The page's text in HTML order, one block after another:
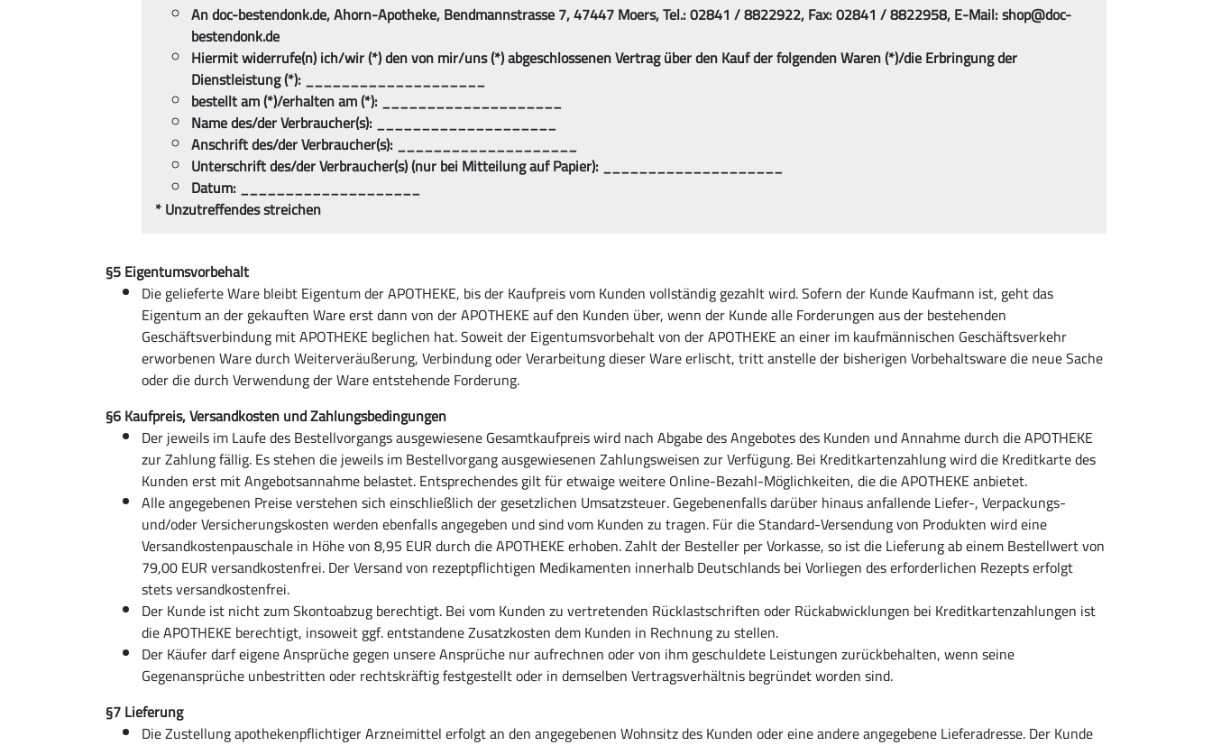
An doc-bestendonk.de, Ahorn-Apotheke, Bendmannstrasse 7, 47447 Moers, Tel.: 02841 / 8822922, Fax: 02841 / 8822958, E-Mail: shop@doc-
bestendonk.de
Hiermit widerrufe(n) ich/wir (*) den von mir/uns (*) abgeschlossenen Vertrag über den Kauf der folgenden Waren (*)/die Erbringung der
Dienstleistung (*): ____________________
bestellt am (*)/erhalten am (*): ____________________
Name des/der Verbraucher(s): ____________________
Anschrift des/der Verbraucher(s): ____________________
Unterschrift des/der Verbraucher(s) (nur bei Mitteilung auf Papier): ____________________
Datum: ____________________
* Unzutreffendes streichen
§5 Eigentumsvorbehalt
Die gelieferte Ware bleibt Eigentum der APOTHEKE, bis der Kaufpreis vom Kunden vollständig gezahlt wird. Sofern der Kunde Kaufmann ist, geht das
Eigentum an der gekauften Ware erst dann von der APOTHEKE auf den Kunden über, wenn der Kunde alle Forderungen aus der bestehenden
Geschäftsverbindung mit APOTHEKE beglichen hat. Soweit der Eigentumsvorbehalt von der APOTHEKE an einer im kaufmännischen Geschäftsverkehr
erworbenen Ware durch Weiterveräußerung, Verbindung oder Verarbeitung dieser Ware erlischt, tritt anstelle der bisherigen Vorbehaltsware die neue Sache
oder die durch Verwendung der Ware entstehende Forderung.
§6 Kaufpreis, Versandkosten und Zahlungsbedingungen
Der jeweils im Laufe des Bestellvorgangs ausgewiesene Gesamtkaufpreis wird nach Abgabe des Angebotes des Kunden und Annahme durch die APOTHEKE
zur Zahlung fällig. Es stehen die jeweils im Bestellvorgang ausgewiesenen Zahlungsweisen zur Verfügung. Bei Kreditkartenzahlung wird die Kreditkarte des
Kunden erst mit Angebotsannahme belastet. Entsprechendes gilt für etwaige weitere Online-Bezahl-Möglichkeiten, die die APOTHEKE anbietet.
Alle angegebenen Preise verstehen sich einschließlich der gesetzlichen Umsatzsteuer. Gegebenenfalls darüber hinaus anfallende Liefer-, Verpackungs-
und/oder Versicherungskosten werden ebenfalls angegeben und sind vom Kunden zu tragen. Für die Standard-Versendung von Produkten wird eine
Versandkostenpauschale in Höhe von 8,95 EUR durch die APOTHEKE erhoben. Zahlt der Besteller per Vorkasse, so ist die Lieferung ab einem Bestellwert von
79,00 EUR versandkostenfrei. Der Versand von rezeptpflichtigen Medikamenten innerhalb Deutschlands bei Vorliegen des erforderlichen Rezepts erfolgt
stets versandkostenfrei.
Der Kunde ist nicht zum Skontoabzug berechtigt. Bei vom Kunden zu vertretenden Rücklastschriften oder Rückabwicklungen bei Kreditkartenzahlungen ist
die APOTHEKE berechtigt, insoweit ggf. entstandene Zusatzkosten dem Kunden in Rechnung zu stellen.
Der Käufer darf eigene Ansprüche gegen unsere Ansprüche nur aufrechnen oder von ihm geschuldete Leistungen zurückbehalten, wenn seine
Gegenansprüche unbestritten oder rechtskräftig festgestellt oder in demselben Vertragsverhältnis begründet worden sind.
§7 Lieferung
Die Zustellung apothekenpflichtiger Arzneimittel erfolgt an den angegebenen Wohnsitz des Kunden oder eine andere angegebene Lieferadresse. Der Kunde